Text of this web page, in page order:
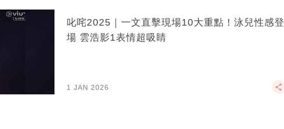
叱咤2025｜一文直擊現場10大重點！泳兒性感登
場 雲浩影1表情超吸睛
1 JAN 2026